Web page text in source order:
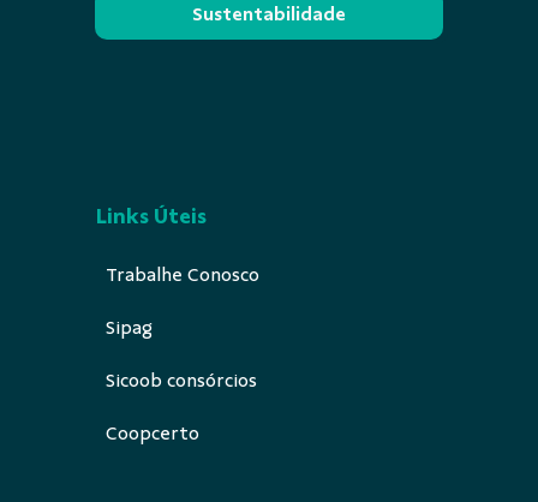
Sustentabilidade
Links Úteis
Trabalhe Conosco
Sipag
Sicoob consórcios
Coopcerto